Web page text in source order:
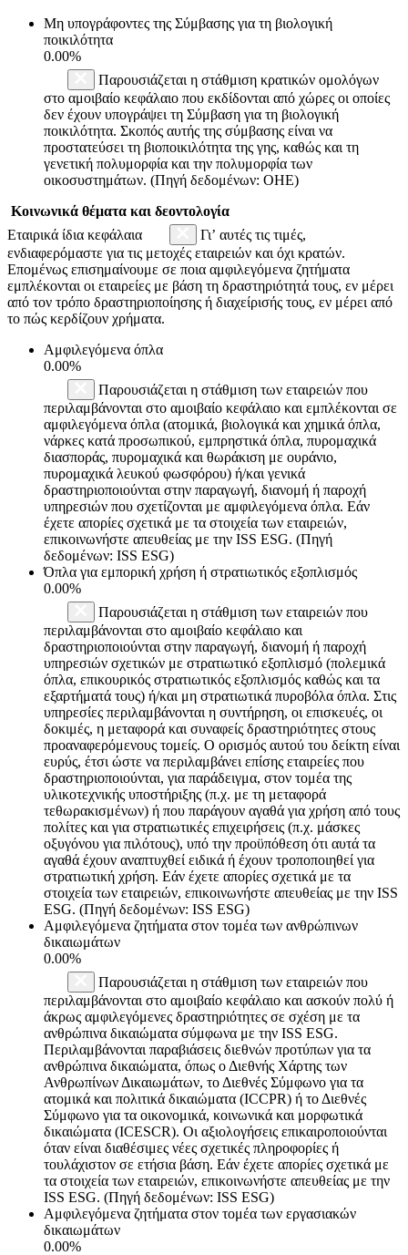
Μη υπογράφοντες της Σύμβασης για τη βιολογική
ποικιλότητα
0.00%
Παρουσιάζεται η στάθμιση κρατικών ομολόγων
στο αμοιβαίο κεφάλαιο που εκδίδονται από χώρες οι οποίες
δεν έχουν υπογράψει τη Σύμβαση για τη βιολογική
ποικιλότητα. Σκοπός αυτής της σύμβασης είναι να
προστατεύσει τη βιοποικιλότητα της γης, καθώς και τη
γενετική πολυμορφία και την πολυμορφία των
οικοσυστημάτων. (Πηγή δεδομένων: ΟΗΕ)
Κοινωνικά θέματα και δεοντολογία
Εταιρικά ίδια κεφάλαια
Γι’ αυτές τις τιμές,
ενδιαφερόμαστε για τις μετοχές εταιρειών και όχι κρατών.
Επομένως επισημαίνουμε σε ποια αμφιλεγόμενα ζητήματα
εμπλέκονται οι εταιρείες με βάση τη δραστηριότητά τους, εν μέρει
από τον τρόπο δραστηριοποίησης ή διαχείρισής τους, εν μέρει από
το πώς κερδίζουν χρήματα.
Αμφιλεγόμενα όπλα
0.00%
Παρουσιάζεται η στάθμιση των εταιρειών που
περιλαμβάνονται στο αμοιβαίο κεφάλαιο και εμπλέκονται σε
αμφιλεγόμενα όπλα (ατομικά, βιολογικά και χημικά όπλα,
νάρκες κατά προσωπικού, εμπρηστικά όπλα, πυρομαχικά
διασποράς, πυρομαχικά και θωράκιση με ουράνιο,
πυρομαχικά λευκού φωσφόρου) ή/και γενικά
δραστηριοποιούνται στην παραγωγή, διανομή ή παροχή
υπηρεσιών που σχετίζονται με αμφιλεγόμενα όπλα. Εάν
έχετε απορίες σχετικά με τα στοιχεία των εταιρειών,
επικοινωνήστε απευθείας με την ISS ESG. (Πηγή
δεδομένων: ISS ESG)
Όπλα για εμπορική χρήση ή στρατιωτικός εξοπλισμός
0.00%
Παρουσιάζεται η στάθμιση των εταιρειών που
περιλαμβάνονται στο αμοιβαίο κεφάλαιο και
δραστηριοποιούνται στην παραγωγή, διανομή ή παροχή
υπηρεσιών σχετικών με στρατιωτικό εξοπλισμό (πολεμικά
όπλα, επικουρικός στρατιωτικός εξοπλισμός καθώς και τα
εξαρτήματά τους) ή/και μη στρατιωτικά πυροβόλα όπλα. Στις
υπηρεσίες περιλαμβάνονται η συντήρηση, οι επισκευές, οι
δοκιμές, η μεταφορά και συναφείς δραστηριότητες στους
προαναφερόμενους τομείς. Ο ορισμός αυτού του δείκτη είναι
ευρύς, έτσι ώστε να περιλαμβάνει επίσης εταιρείες που
δραστηριοποιούνται, για παράδειγμα, στον τομέα της
υλικοτεχνικής υποστήριξης (π.χ. με τη μεταφορά
τεθωρακισμένων) ή που παράγουν αγαθά για χρήση από τους
πολίτες και για στρατιωτικές επιχειρήσεις (π.χ. μάσκες
οξυγόνου για πιλότους), υπό την προϋπόθεση ότι αυτά τα
αγαθά έχουν αναπτυχθεί ειδικά ή έχουν τροποποιηθεί για
στρατιωτική χρήση. Εάν έχετε απορίες σχετικά με τα
στοιχεία των εταιρειών, επικοινωνήστε απευθείας με την ISS
ESG. (Πηγή δεδομένων: ISS ESG)
Αμφιλεγόμενα ζητήματα στον τομέα των ανθρώπινων
δικαιωμάτων
0.00%
Παρουσιάζεται η στάθμιση των εταιρειών που
περιλαμβάνονται στο αμοιβαίο κεφάλαιο και ασκούν πολύ ή
άκρως αμφιλεγόμενες δραστηριότητες σε σχέση με τα
ανθρώπινα δικαιώματα σύμφωνα με την ISS ESG.
Περιλαμβάνονται παραβιάσεις διεθνών προτύπων για τα
ανθρώπινα δικαιώματα, όπως ο Διεθνής Χάρτης των
Ανθρωπίνων Δικαιωμάτων, το Διεθνές Σύμφωνο για τα
ατομικά και πολιτικά δικαιώματα (ICCPR) ή το Διεθνές
Σύμφωνο για τα οικονομικά, κοινωνικά και μορφωτικά
δικαιώματα (ICESCR). Οι αξιολογήσεις επικαιροποιούνται
όταν είναι διαθέσιμες νέες σχετικές πληροφορίες ή
τουλάχιστον σε ετήσια βάση. Εάν έχετε απορίες σχετικά με
τα στοιχεία των εταιρειών, επικοινωνήστε απευθείας με την
ISS ESG. (Πηγή δεδομένων: ISS ESG)
Αμφιλεγόμενα ζητήματα στον τομέα των εργασιακών
δικαιωμάτων
0.00%